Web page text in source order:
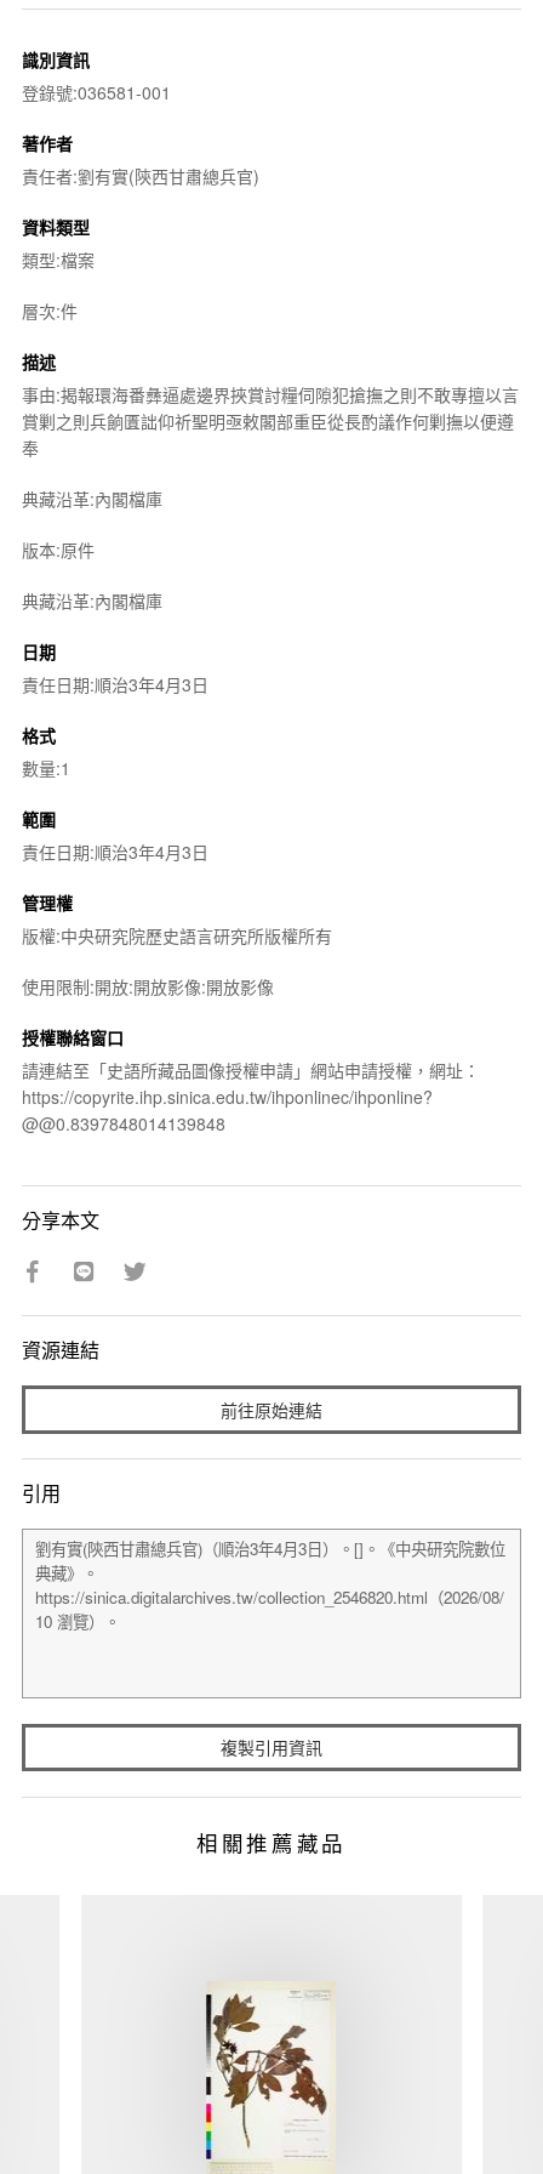
識別資訊
登錄號:036581-001
著作者
責任者:劉有實(陝西甘肅總兵官)
資料類型
類型:檔案
層次:件
描述
事由:揭報環海番彝逼處邊界挾賞討糧伺隙犯搶撫之則不敢專擅以言
賞剿之則兵餉匱詘仰祈聖明亟敕閣部重臣從長酌議作何剿撫以便遵
奉
典藏沿革:內閣檔庫
版本:原件
典藏沿革:內閣檔庫
日期
責任日期:順治3年4月3日
格式
數量:1
範圍
責任日期:順治3年4月3日
管理權
版權:中央研究院歷史語言研究所版權所有
使用限制:開放:開放影像:開放影像
授權聯絡窗口
請連結至「史語所藏品圖像授權申請」網站申請授權，網址：
https://copyrite.ihp.sinica.edu.tw/ihponlinec/ihponline?
@@0.8397848014139848
分享本文
資源連結
前往原始連結
引用
複製引用資訊
相關推薦藏品